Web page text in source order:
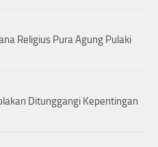
Religius Pura Agung Pulaki
Ditunggangi Kepentingan